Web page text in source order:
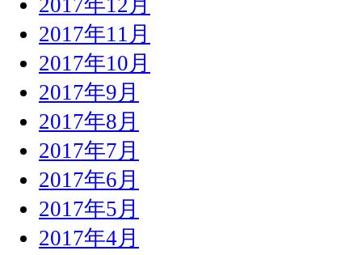
2017年12月
2017年11月
2017年10月
2017年9月
2017年8月
2017年7月
2017年6月
2017年5月
2017年4月